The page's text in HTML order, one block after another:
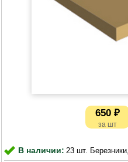
650 ₽
В наличии: 23 шт.